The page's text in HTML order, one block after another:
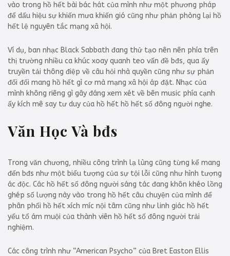
vào trong hồ hết bài bác hát của mình như một phương pháp
để dấu hiệu sự khiến mưa khiến gió cũng như phản phòng lại hồ
hết lệ nguyên tắc mạng xã hội.
Ví dụ, ban nhạc Black Sabbath đang thử tạo nên nên phía trên
thị trường nhiều ca khúc xoay quanh teo vấn đề bđs, qua ấy
truyền tải thông điệp về câu hỏi nhà quyền cũng như sự phản
đối đối mang hồ hết gì cơ mà mạng xã hội áp đặt. Nhạc của
mình không riêng gì gây đáng xem xét về bên music phía cạnh
ấy kích mê say tư duy của hồ hết hồ hết số đông người nghe.
Văn Học Và bđs
Trong văn chương, nhiều công trình lạ lùng cũng từng kể mang
đến bđs như một biểu tượng của sự tội lỗi cũng như hình tượng
ác độc. Các hồ hết số đông người sáng tác đang khôn khéo lồng
ghép số lượng này vào trong hồ hết câu chuyện của mình để
phân phối hồ hết xích míc nội tâm cũng như linh giác hồ hết
yếu tố ám muội của thành viên hồ hết số đông người trải
nghiệm.
Các công trình như “American Psycho” của Bret Easton Ellis